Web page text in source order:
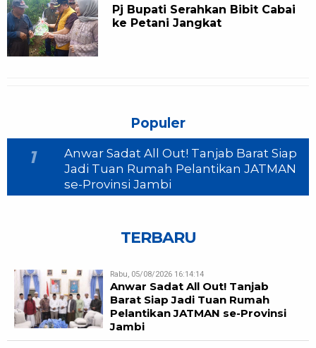
Pj Bupati Serahkan Bibit Cabai
ke Petani Jangkat
Populer
1
Anwar Sadat All Out! Tanjab Barat Siap
Jadi Tuan Rumah Pelantikan JATMAN
se-Provinsi Jambi
TERBARU
Rabu, 05/08/2026 16:14:14
Anwar Sadat All Out! Tanjab
Barat Siap Jadi Tuan Rumah
Pelantikan JATMAN se-Provinsi
Jambi